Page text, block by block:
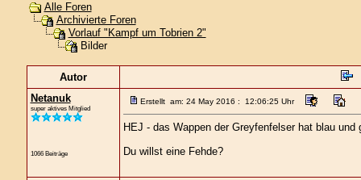
Alle Foren
Archivierte Foren
Vorlauf "Kampf um Tobrien 2"
Bilder
Autor
Netanuk
super aktives Mitglied
1066 Beiträge
Erstellt am: 24 May 2016 : 12:06:25 Uhr
HEJ - das Wappen der Greyfenfelser hat blau und
Du willst eine Fehde?